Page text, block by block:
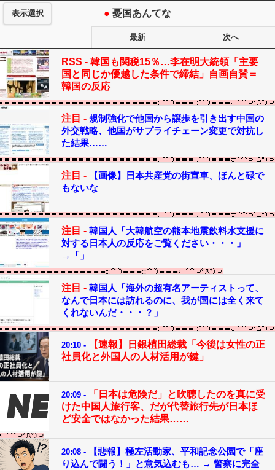
表示選択 ● 憂国あんてな
最新 次へ
RSS - 韓国も関税15％…李在明大統領「主要
国と同じか優越した条件で締結」自画自賛＝
韓国の反応
注目 - 規制強化で他国から譲歩を引き出す中国の
外交戦略、他国がサプライチェーン変更で対抗し
た結果……
注目 -
【画像】日本共産党の街宣車、ほんと碌で
もないな
注目 - 韓国人「大韓航空の熊本地震飲料水支援に
対する日本人の反応をご覧ください・・・」
→「」
注目 - 韓国人「海外の超有名アーティストって、
なんで日本には訪れるのに、我が国には全く来て
くれないんだ・・・？」
20:10 -
【速報】日銀植田総裁「今後は女性の正
社員化と外国人の人材活用が鍵」
20:09 -
「日本は危険だ」と吹聴したのを真に受
けた中国人旅行客、だが代替旅行先が日本ほ
ど安全ではなかった結果……
20:08 -
【悲報】極左活動家、平和記念公園で「座
り込んで闘う！」と意気込むも… → 警察に完全